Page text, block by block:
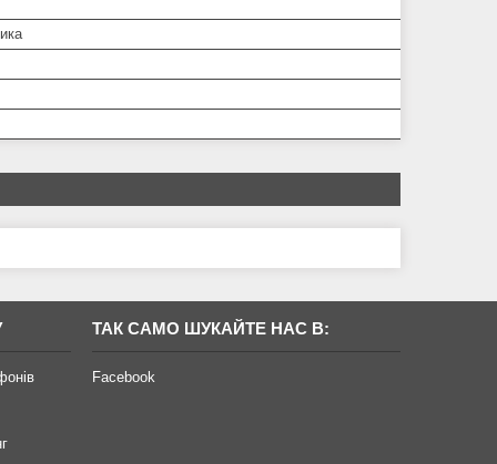
ТАК САМО ШУКАЙТЕ НАС В:
Facebook